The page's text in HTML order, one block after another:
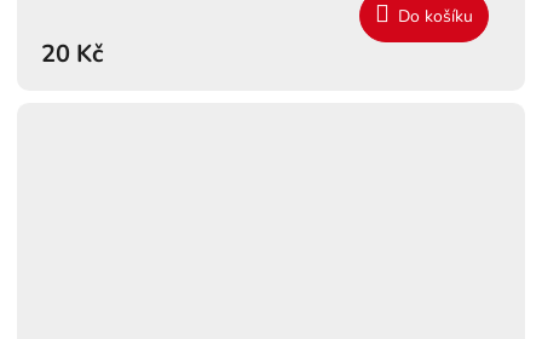
20 Kč
Do košíku